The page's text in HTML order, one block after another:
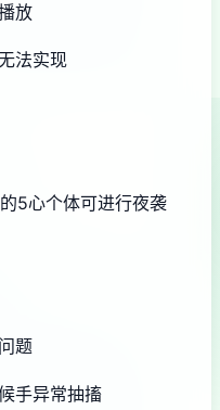
放
法实现
5心个体可进行夜袭
题
手异常抽搐